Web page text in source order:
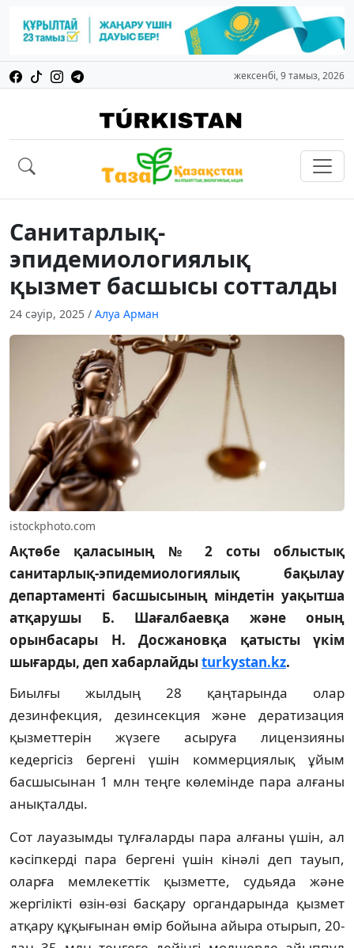
жексенбі, 9 тамыз, 2026
Санитарлық-
эпидемиологиялық
қызмет басшысы сотталды
24 сәуір, 2025 / Алуа Арман
istockphoto.com
Ақтөбе қаласының № 2 соты облыстық
санитарлық-эпидемиологиялық бақылау
департаменті басшысының міндетін уақытша
атқарушы Б. Шағалбаевқа және оның
орынбасары Н. Досжановқа қатысты үкім
шығарды, деп хабарлайдыturkystan.kz.
Биылғы жылдың 28 қаңтарында олар
дезинфекция, дезинсекция және дератизация
қызметтерін жүзеге асыруға лицензияны
кедергісіз бергені үшін коммерциялық ұйым
басшысынан 1 млн теңге көлемінде пара алғаны
анықталды.
Сот лауазымды тұлғаларды пара алғаны үшін, ал
кәсіпкерді пара бергені үшін кінәлі деп тауып,
оларға мемлекеттік қызметте, судьяда және
жергілікті өзін-өзі басқару органдарында қызмет
атқару құқығынан өмір бойына айыра отырып, 20-